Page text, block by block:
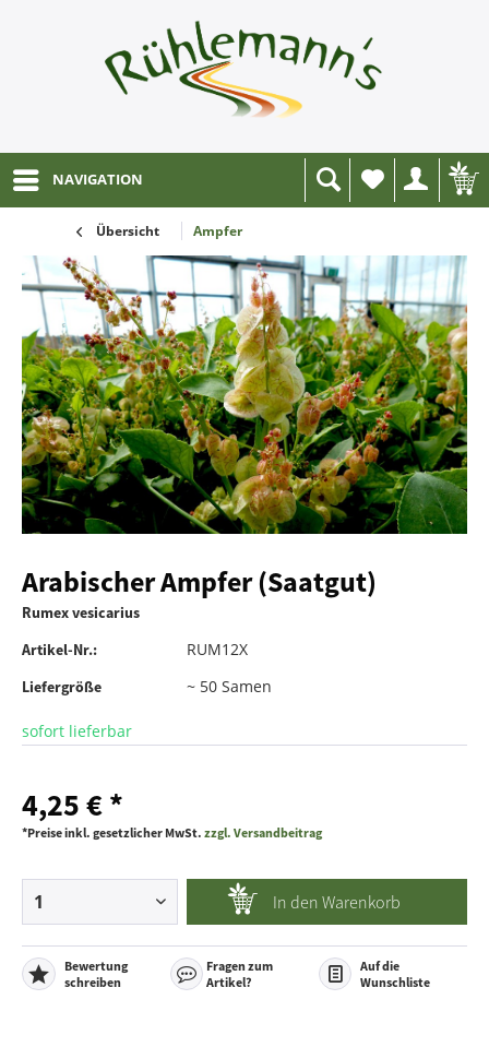
NAVIGATION
Wunschliste
Übersicht Ampfer
Arabischer Ampfer (Saatgut)
Rumex vesicarius
Artikel-Nr.:
RUM12X
Liefergröße ~ 50 Samen
sofort lieferbar
4,25 € *
*Preise inkl. gesetzlicher MwSt. zzgl. Versandbeitrag
In den Warenkorb
Bewertung
schreiben
Fragen zum
Artikel?
Auf die
Wunschliste